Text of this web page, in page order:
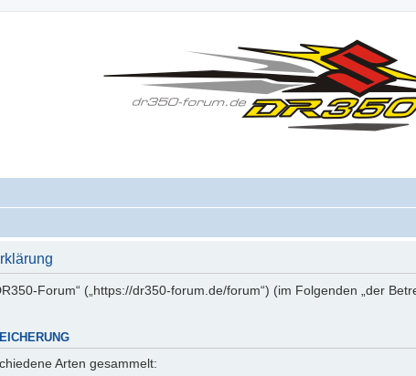
Forum“ („https://dr350-forum.de/forum“) (im Folgenden „der
Arten gesammelt: